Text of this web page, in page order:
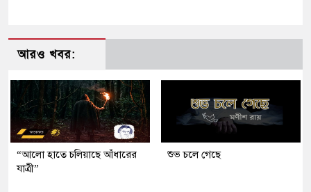
আরও খবর:
“আলো হাতে চলিয়াছে আঁধারের
যাত্রী”
শুভ চলে গেছে